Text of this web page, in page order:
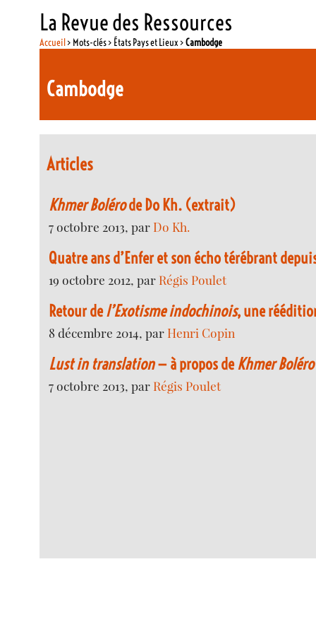
La Revue des Ressources
Accueil> Mots-clés > États Pays et Lieux >Cambodge
Cambodge
Articles
Khmer Bolérode Do Kh. (extrait)
7 octobre 2013, parDo Kh.
Quatre ans d’Enfer et son écho térébrant
19 octobre 2012, par Régis Poulet
Retour del’Exotisme indochinois, une
8 décembre 2014, parHenri Copin
Lust in translation— à propos deKhmer Boléro
7 octobre 2013, par Régis Poulet